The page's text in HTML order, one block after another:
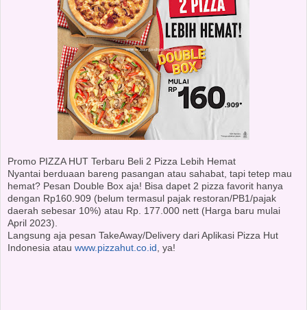
Promo PIZZA HUT Terbaru Beli 2 Pizza Lebih Hemat
Nyantai berduaan bareng pasangan atau sahabat, tapi tetep mau
hemat? Pesan Double Box aja! Bisa dapet 2 pizza favorit hanya
dengan Rp160.909 (belum termasul pajak restoran/PB1/pajak
daerah sebesar 10%) atau Rp. 177.000 nett (Harga baru mulai
April 2023).
Langsung aja pesan TakeAway/Delivery dari Aplikasi Pizza Hut
Indonesia atau www.pizzahut.co.id , ya!